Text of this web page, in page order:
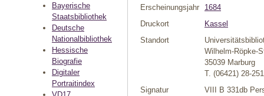
Bayerische
Staatsbibliothek
Deutsche
Nationalbibliothek
Hessische
Biografie
Digitaler
Portraitindex
Erscheinungsjahr
1684
Druckort
Kassel
Standort
Wilhelm-Röpke-
35039 Marburg
T. (06421) 28-
Signatur
VIII B 331db